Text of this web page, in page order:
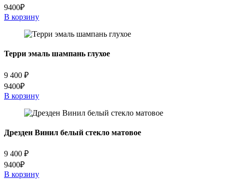
9400₽
В корзину
Терри эмаль шампань глухое
9 400 ₽
9400₽
В корзину
Дрезден Винил белый стекло матовое
9 400 ₽
9400₽
В корзину